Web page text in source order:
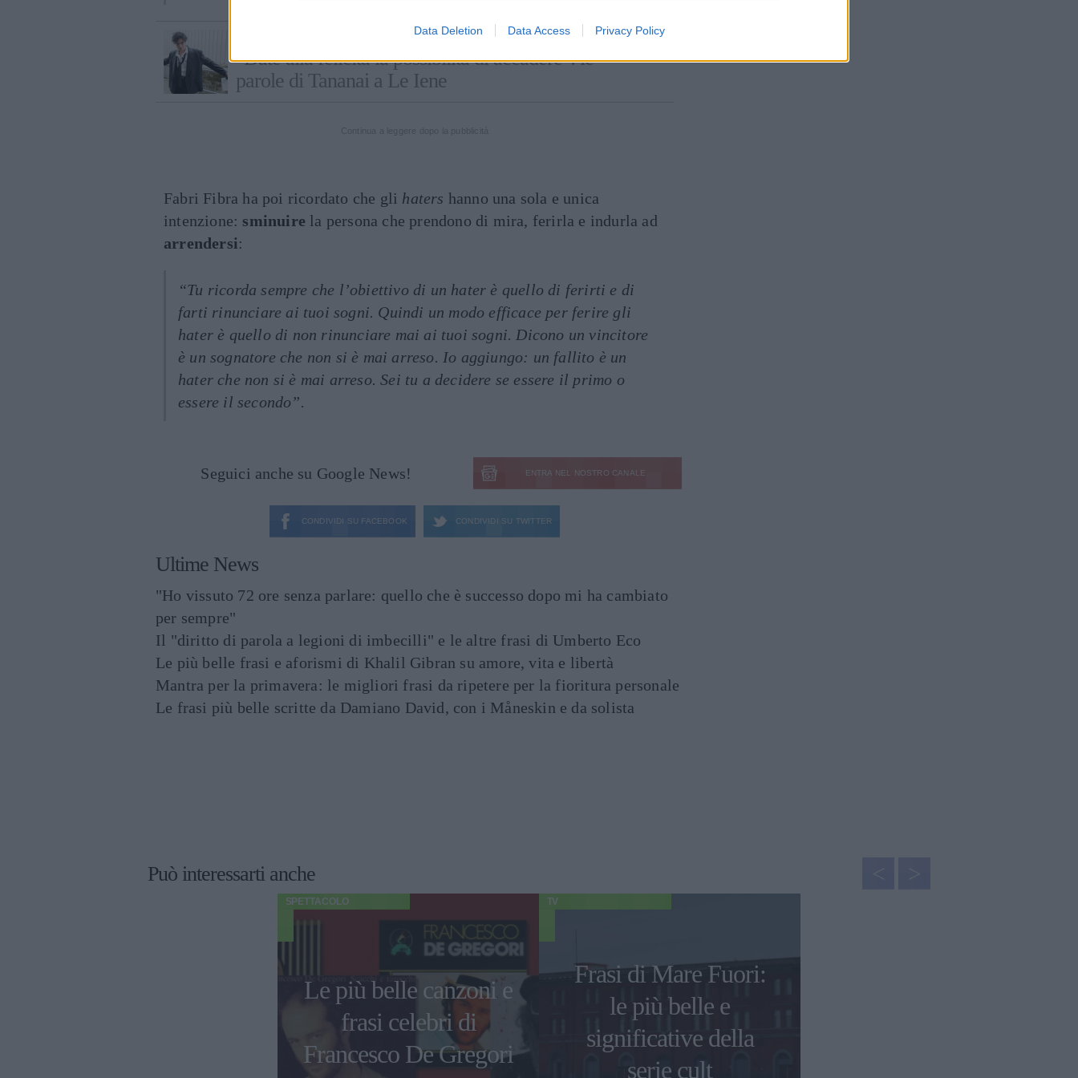
Data Deletion Data Access Privacy Policy
"Date alla felicità la possibilità di accadere": le
parole di Tananai a Le Iene
Fabri Fibra ha poi ricordato che gli haters hanno una sola e unica
intenzione: sminuire la persona che prendono di mira, ferirla e indurla ad
arrendersi:
“Tu ricorda sempre che l’obiettivo di un hater è quello di ferirti e di
farti rinunciare ai tuoi sogni. Quindi un modo efficace per ferire gli
hater è quello di non rinunciare mai ai tuoi sogni. Dicono un vincitore
è un sognatore che non si è mai arreso. Io aggiungo: un fallito è un
hater che non si è mai arreso. Sei tu a decidere se essere il primo o
essere il secondo”.
Seguici anche su Google News! ENTRA NEL NOSTRO CANALE
CONDIVIDI SU FACEBOOK CONDIVIDI SU TWITTER
Ultime News
"Ho vissuto 72 ore senza parlare: quello che è successo dopo mi ha cambiato
per sempre"
Il "diritto di parola a legioni di imbecilli" e le altre frasi di Umberto Eco
Le più belle frasi e aforismi di Khalil Gibran su amore, vita e libertà
Mantra per la primavera: le migliori frasi da ripetere per la fioritura personale
Le frasi più belle scritte da Damiano David, con i Måneskin e da solista
Può interessarti anche
SPETTACOLO
Le più belle canzoni e
frasi celebri di
Francesco De Gregori
TV
Frasi di Mare Fuori:
le più belle e
significative della
serie cult